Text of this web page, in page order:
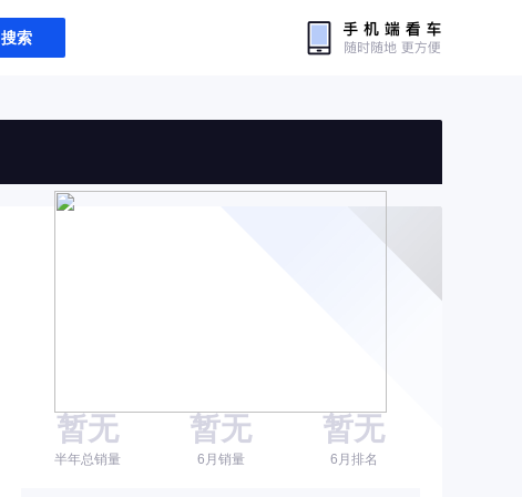
搜索
暂无
半年总销量
暂无
6月销量
暂无
6月排名